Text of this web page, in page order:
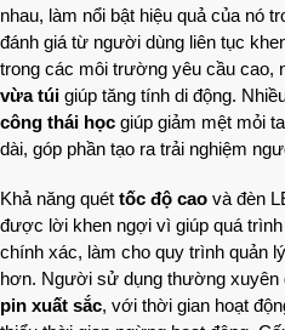
nhau, làm nổi bật hiệu quả của nó
đánh giá từ người dùng liên tục
trong các môi trường yêu cầu cao,
vừa túi giúp tăng tính di động.
công thái học giúp giảm mệt mỏi
dài, góp phần tạo ra trải nghiệm
Khả năng quét tốc độ cao và đèn
được lời khen ngợi vì giúp quá
chính xác, làm cho quy trình quản
hơn. Người sử dụng thường xuyên
pin xuất sắc, với thời gian hoạt